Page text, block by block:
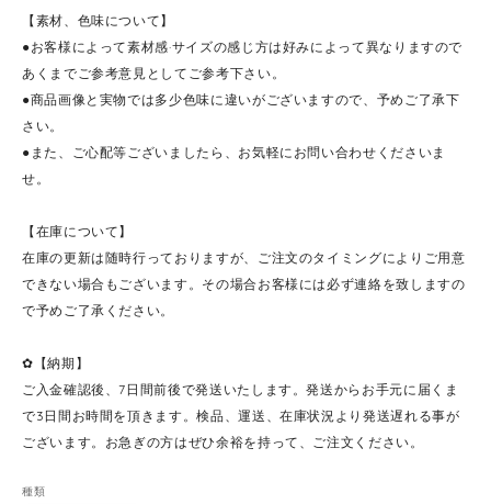
【素材、色味について】
●お客様によって素材感·サイズの感じ方は好みによって異なりますので
あくまでご参考意見としてご参考下さい。
●商品画像と実物では多少色味に違いがございますので、予めご了承下
さい。
●また、ご心配等ございましたら、お気軽にお問い合わせくださいま
せ。
【在庫について】
在庫の更新は随時行っておりますが、ご注文のタイミングによりご用意
できない場合もございます。その場合お客様には必ず連絡を致しますの
で予めご了承ください。
✿【納期】
ご入金確認後、7日間前後で発送いたします。発送からお手元に届くま
で3日間お時間を頂きます。検品、運送、在庫状況より発送遅れる事が
ございます。お急ぎの方はぜひ余裕を持って、ご注文ください。
種類